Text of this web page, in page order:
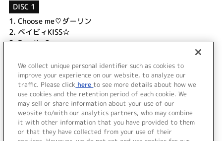
DISC 1
1. Choose me♡ダーリン
2. ベイビィKISS☆
3.Fragile Crazy
ベイビィKISS☆ (inst)
Fragile Crazy (inst)
＜ BACK
We collect unique personal identifier such as cookies to
improve your experience on our website, to analyze our
traffic. Please click here to see more details about how we
use cookies and the retention period of each cookie. We
may sell or share information about your use of our
website to/with our analytics partners, who may combine
it with other information that you have provided to them
or that they have collected from your use of their